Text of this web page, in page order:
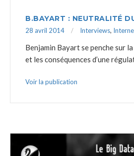
B.BAYART : NEUTRALITÉ
28 avril 2014 Interviews,
Benjamin Bayart se penche sur
et les conséquences d’une
Voir la publication